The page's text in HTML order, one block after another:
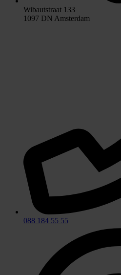
Wibautstraat 133
1097 DN Amsterdam
088 184 55 55